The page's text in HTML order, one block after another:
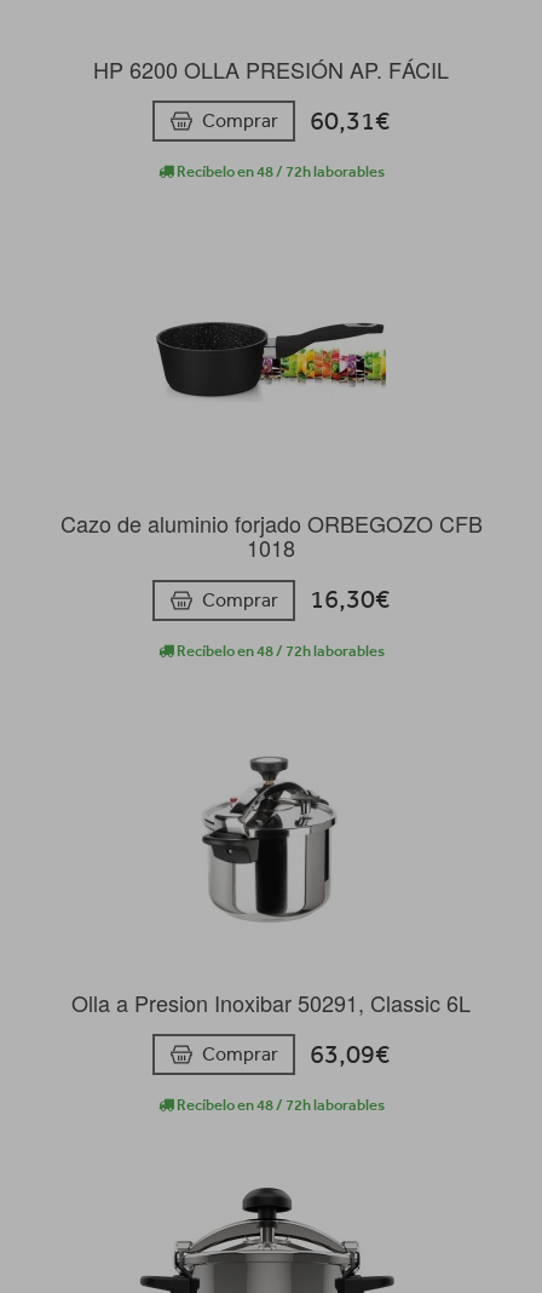
HP 6200 OLLA PRESIÓN AP. FÁCIL
Comprar 60,31€
Recíbelo en 48 / 72h laborables
Cazo de aluminio forjado ORBEGOZO CFB
1018
Comprar 16,30€
Recíbelo en 48 / 72h laborables
Olla a Presion Inoxibar 50291, Classic 6L
Comprar 63,09€
Recíbelo en 48 / 72h laborables